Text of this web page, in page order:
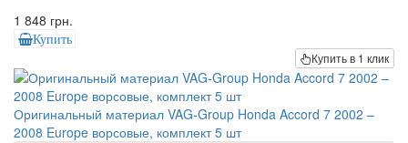
1 848 грн.
Купить
Купить в 1 клик
Оригинальный материал VAG-Group Honda Accord 7 2002 –
2008 Europe ворсовые, комплект 5 шт